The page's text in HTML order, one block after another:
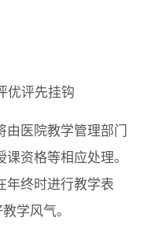
优评先挂钩
由医院教学管理部门
资格等相应处理。
年终时进行教学表
学风气。